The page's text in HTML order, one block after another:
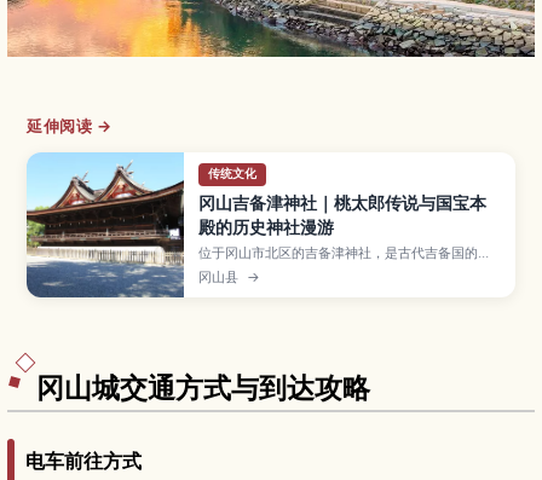
延伸阅读 →
传统文化
冈山吉备津神社｜桃太郎传说与国宝本
殿的历史神社漫游
位于冈山市北区的吉备津神社，是古代吉备国的一
之宫，也被视为桃太郎讨伐鬼怪传说的发祥地。文
章将介绍采用独特“比翼入母屋造”构造并被指定为
冈山县 →
冈山城交通方式与到达攻略
电车前往方式